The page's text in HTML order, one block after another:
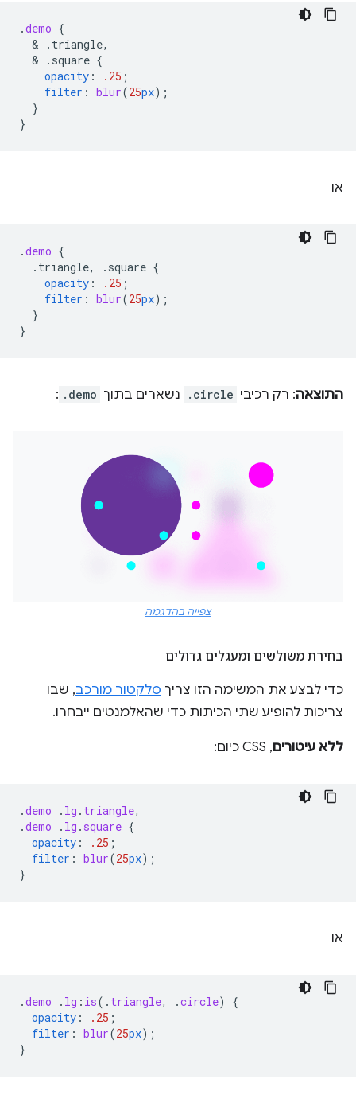
.demo {
  &
.triangle,
  &
.square {
opacity : .25 ;
filter : blur(25px);
}
}
או
.demo {
.triangle,
.square {
opacity : .25 ;
filter : blur(25px);
}
}
התוצאה: רק רכיבי .circle נשארים בתוך .demo
:
צפייה בהדגמה
בחירת משולשים ומעגלים גדולים
כדי לבצע את המשימה הזו צריך סלקטור מורכב, שבו
צריכות להופיע שתי הכיתות כדי שהאלמנטים ייבחרו.
ללא עיטורים, CSS כיום:
.demo . lg . triangle,
.demo . lg . square {
opacity : .25 ;
filter : blur(25px);
}
או
.demo . lg : is( . triangle, .circle)
{
opacity : .25 ;
filter : blur(25px);
}